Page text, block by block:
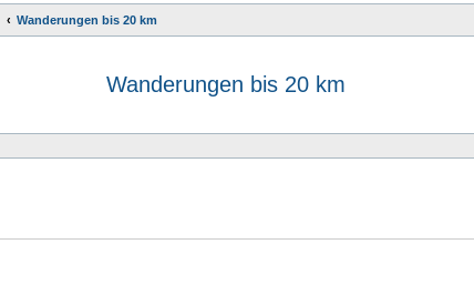
Wanderungen bis 20 km
Wanderungen bis 20 km